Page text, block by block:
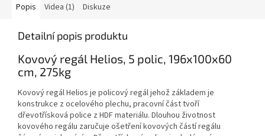
Popis Videa (1) Diskuze
Detailní popis produktu
Kovový regál Helios, 5 polic, 196x100x60
cm, 275kg
Kovový regál Helios je policový regál jehož základem je
konstrukce z ocelového plechu, pracovní část tvoří
dřevotřísková police z HDF materiálu. Dlouhou životnost
kovového regálu zaručuje ošetření kovových částí regálu